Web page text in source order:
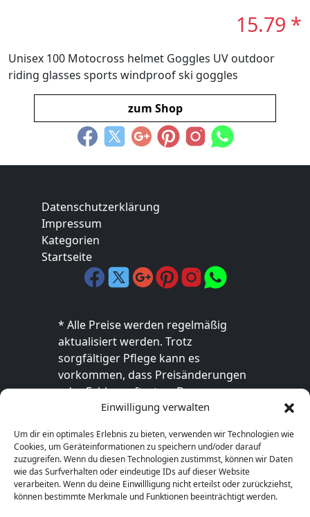
Einwilligung verwalten
Um dir ein optimales Erlebnis zu bieten, verwenden wir Technologien wie
Cookies, um Geräteinformationen zu speichern und/oder darauf
zuzugreifen. Wenn du diesen Technologien zustimmst, können wir Daten
wie das Surfverhalten oder eindeutige IDs auf dieser Website
verarbeiten. Wenn du deine Einwillligung nicht erteilst oder zurückziehst,
können bestimmte Merkmale und Funktionen beeinträchtigt werden.
15.79 *
Unisex 100 Motocross helmet Goggles UV outdoor
riding glasses sports windproof ski goggles
zum Shop
Datenschutzerklärung
Impressum
Kategorien
Startseite
* Alle Preise werden regelmäßig
aktualisiert werden. Trotz
sorgfältiger Pflege kann es
vorkommen, dass Preisänderungen
oder Fehler auftreten. Der
endgültige Preis sowie die
ausschließlich im jeweiligen Online-
Shop des Anbieters verbindlich. Bitte
überprüfe den Preis vor dem Kauf
direkt beim Händler.